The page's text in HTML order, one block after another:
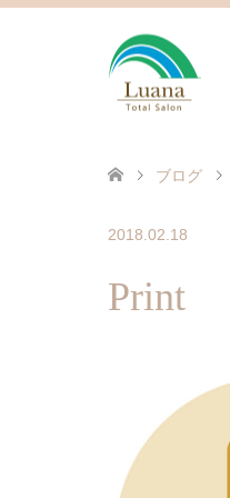
ブログ
2018.02.18
Print